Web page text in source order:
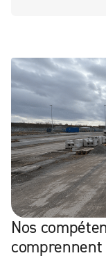
Nos
comprennent